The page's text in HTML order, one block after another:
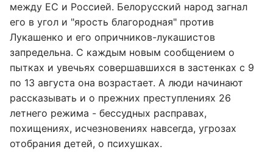
между ЕС и Россией. Белорусский народ загнал
его в угол и "ярость благородная" против
Лукашенко и его опричников-лукашистов
запредельна. С каждым новым сообщением о
пытках и увечьях совершавшихся в застенках с 9
по 13 августа она возрастает. А люди начинают
рассказывать и о прежних преступлениях 26
летнего режима - бессудных расправах,
похищениях, исчезновениях навсегда, угрозах
отобрания детей, о психушках.